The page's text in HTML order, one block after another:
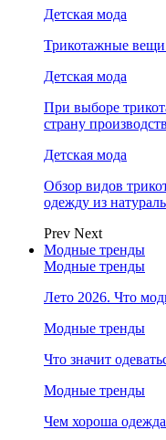
Детская мода
Трикотажные вещи
Детская мода
При выборе
страну
Детская мода
Обзор видов
одежду из
Prev Next
Модные тренды
Модные тренды
Лето 2026. Что
Модные тренды
Что значит
Модные тренды
Чем хороша